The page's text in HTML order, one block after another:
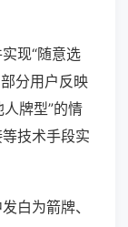
现“随意选
分用户反映
牌型”的情
技术手段实
白为箭牌、